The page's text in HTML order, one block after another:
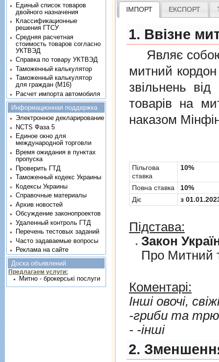
ІМПОРТ ЕКСПОРТ
1. Ввізне
Являє собою
митний
звiльнень вiд
товарiв на
наказом
Пільгова
ставка
10%
Повна ставка
10%
Діє
з
Підстава:
Закон
Про Митний
Коментарі:
Iншi овочi,
-гриби та
- -iншi
2.
Единый список товаров
двойного назначения
Классификационные
решения ГТСУ
Средняя расчетная
стоимость товаров согласно
УКТВЭД
Справка по товару УКТВЭД
Таможенный калькулятор
Таможенный калькулятор
для граждан (M16)
Расчет импорта автомобиля
Информационная поддержка
Электронное декларирование
NCTS Фаза 5
Единое окно для
международной торговли
Время ожидания в пунктах
пропуска
Проверить ГТД
Таможенный кодекс Украины
Кодексы Украины
Справочные материалы
Архив новостей
Обсуждение законопроектов
Удаленный контроль ГТД
Перечень тестовых заданий
Часто задаваемые вопросы
Реклама на сайте
Доска объявлений
Предлагаем услуги:
Митно - брокерські послуги